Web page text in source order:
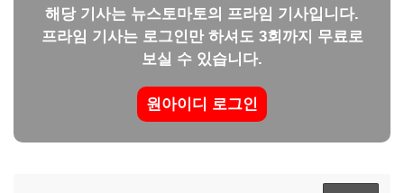
해당 기사는 뉴스토마토의 프라임 기사입니다.
프라임 기사는 로그인만 하셔도 3회까지 무료로
보실 수 있습니다.
원아이디 로그인